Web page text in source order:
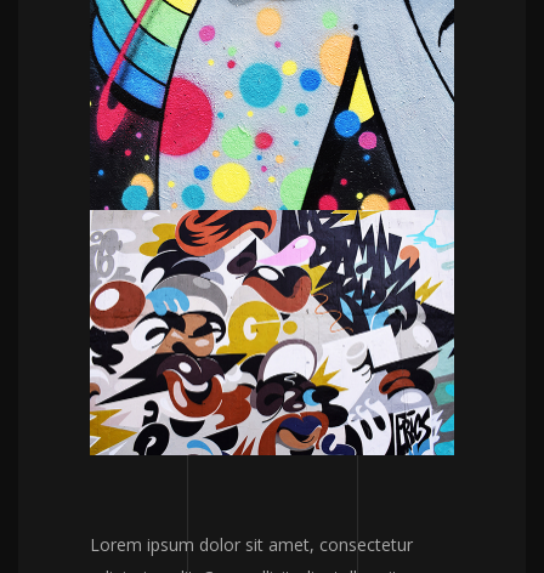
Lorem ipsum dolor sit amet, consectetur